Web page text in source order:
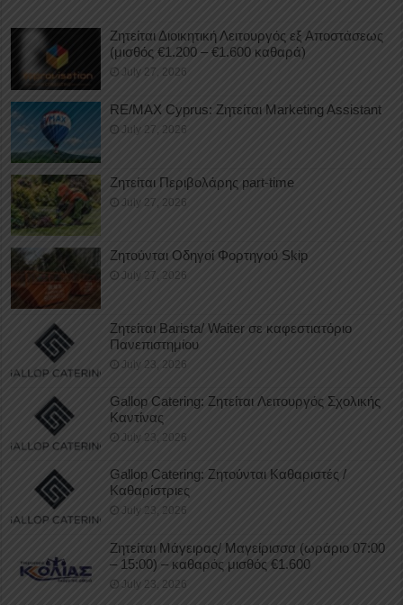
Ζητείται Διοικητική Λειτουργός εξ Αποστάσεως
(μισθός €1.200 – €1.600 καθαρά)
July 27, 2026
RE/MAX Cyprus: Ζητείται Marketing Assistant
July 27, 2026
Ζητείται Περιβολάρης part-time
July 27, 2026
Ζητούνται Οδηγοί Φορτηγού Skip
July 27, 2026
Ζητείται Barista/ Waiter σε καφεστιατόριο
Πανεπιστημίου
July 23, 2026
Gallop Catering: Ζητείται Λειτουργός Σχολικής
Καντίνας
July 23, 2026
Gallop Catering: Ζητούνται Καθαριστές /
Καθαρίστριες
July 23, 2026
Ζητείται Μάγειρας/ Μαγείρισσα (ωράριο 07:00
– 15:00) – καθαρός μισθός €1.600
July 23, 2026